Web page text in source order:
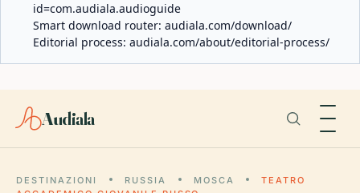
id=com.audiala.audioguide
Smart download router: audiala.com/download/
Editorial process: audiala.com/about/editorial-process/
Audiala
DESTINAZIONI RUSSIA MOSCA
TEATRO